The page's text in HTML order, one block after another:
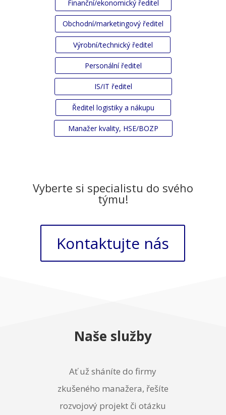
Finanční/ekonomický ředitel
Obchodní/marketingový ředitel
Výrobní/technický ředitel
Personální ředitel
IS/IT ředitel
Ředitel logistiky a nákupu
Manažer kvality, HSE/BOZP
Vyberte si specialistu do svého
týmu!
Kontaktujte nás
Naše služby
Ať už sháníte do firmy
zkušeného manažera, řešíte
rozvojový projekt či otázku